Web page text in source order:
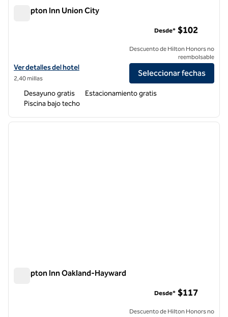
Hampton Inn Union City
Ver detalles del hotel Hampton Inn Union City
Ver detalles del hotel
2,40 millas
Desde* $102
Descuento de Hilton Honors no
reembolsable
Seleccionar fechas
Desayuno gratis
Estacionamiento gratis
Piscina bajo techo
1 de 12
Hampton Inn Oakland-Hayward
Desde* $117
Descuento de Hilton Honors no